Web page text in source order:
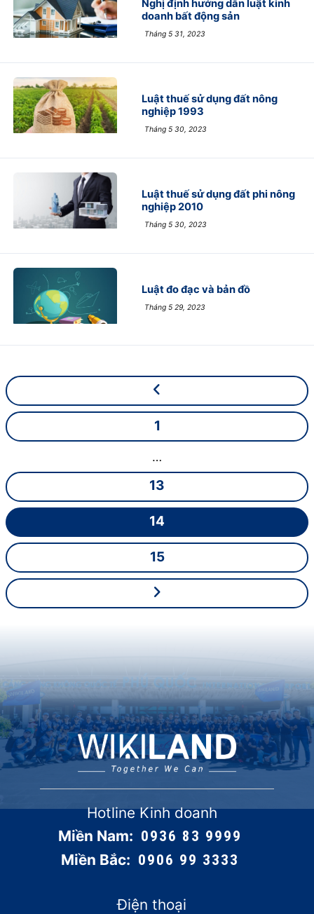
Nghị định hướng dẫn luật kinh
doanh bất động sản
Tháng 5 31, 2023
Luật thuế sử dụng đất nông
nghiệp 1993
Tháng 5 30, 2023
Luật thuế sử dụng đất phi nông
nghiệp 2010
Tháng 5 30, 2023
Luật đo đạc và bản đồ
Tháng 5 29, 2023
1
…
13
14
15
Hotline Kinh doanh
Miền Nam: 0936 83 9999
Miền Bắc: 0906 99 3333
Điện thoại